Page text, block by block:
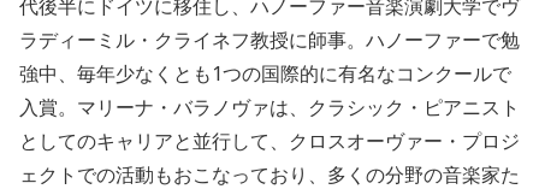
代後半にドイツに移住し、ハノーファー音楽演劇大学でヴ
ラディーミル・クライネフ教授に師事。ハノーファーで勉
強中、毎年少なくとも1つの国際的に有名なコンクールで
入賞。マリーナ・バラノヴァは、クラシック・ピアニスト
としてのキャリアと並行して、クロスオーヴァー・プロジ
ェクトでの活動もおこなっており、多くの分野の音楽家た